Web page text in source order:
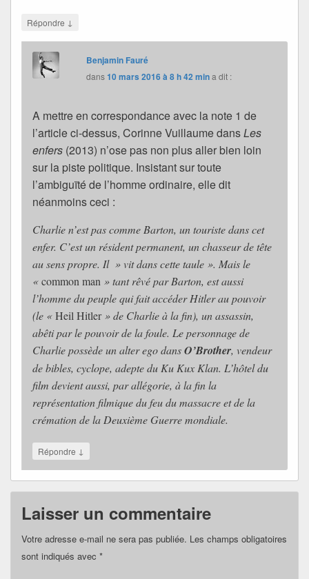
Répondre ↓
Benjamin Fauré
dans10 mars 2016 à 8 h 42 mina dit :
A mettre en correspondance avec la note 1 de
l’article ci-dessus, Corinne Vuillaume dansLes
enfers (2013) n’ose pas non plus aller bien loin
sur la piste politique. Insistant sur toute
l’ambiguïté de l’homme ordinaire, elle dit
néanmoins ceci :
Charlie n’est pas comme Barton, un touriste dans cet
enfer. C’est un résident permanent, un chasseur de tête
au sens propre. Il » vit dans cette taule ». Mais le
«common man » tant rêvé par Barton, est aussi
l’homme du peuple qui fait accéder Hitler au pouvoir
(le «Heil Hitler» de Charlie à la fin), un assassin,
abêti par le pouvoir de la foule. Le personnage de
Charlie possède un alter ego dansO’Brother, vendeur
de bibles, cyclope, adepte du Ku Kux Klan. L’hôtel du
film devient aussi, par allégorie, à la fin la
représentation filmique du feu du massacre et de la
crémation de la Deuxième Guerre mondiale.
Répondre ↓
Laisser un commentaire
Votre adresse e-mail ne sera pas publiée. Les champs obligatoires
sont indiqués avec *